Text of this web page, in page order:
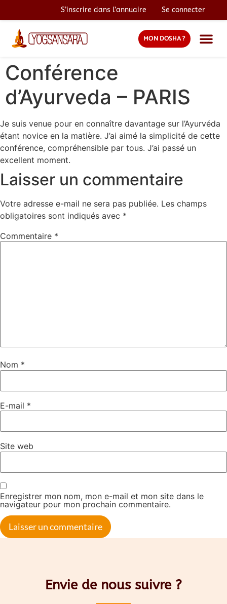
S’inscrire dans l’annuaire Se connecter
MON DOSHA ?
Conférence
d’Ayurveda – PARIS
Je suis venue pour en connaître davantage sur l’Ayurvéda
étant novice en la matière. J’ai aimé la simplicité de cette
conférence, compréhensible par tous. J’ai passé un
excellent moment.
Laisser un commentaire
Votre adresse e-mail ne sera pas publiée. Les champs
obligatoires sont indiqués avec *
Commentaire *
Nom *
E-mail *
Site web
Enregistrer mon nom, mon e-mail et mon site dans le
navigateur pour mon prochain commentaire.
Envie de nous suivre ?